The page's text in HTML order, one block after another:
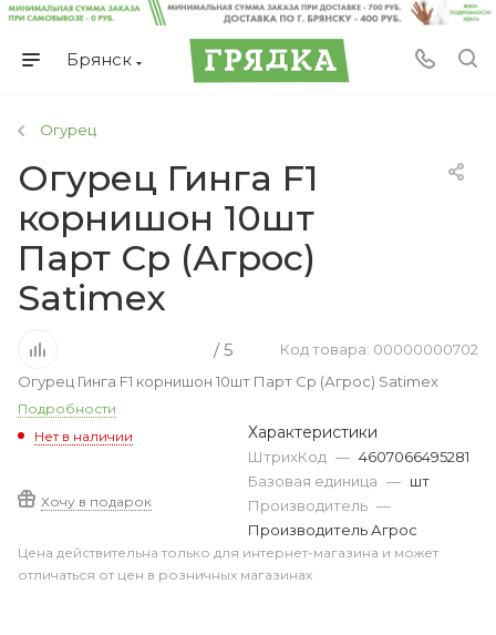
Брянск
Огурец
Огурец Гинга F1
корнишон 10шт
Парт Ср (Агрос)
Satimex
/ 5
Код товара: 00000000702
Огурец Гинга F1 корнишон 10шт Парт Ср (Агрос) Satimex
Подробности
Нет в наличии
Хочу в подарок
Характеристики
ШтрихКод — 4607066495281
Базовая единица — шт
Производитель —
Производитель Агрос
Цена действительна только для интернет-магазина и может
отличаться от цен в розничных магазинах